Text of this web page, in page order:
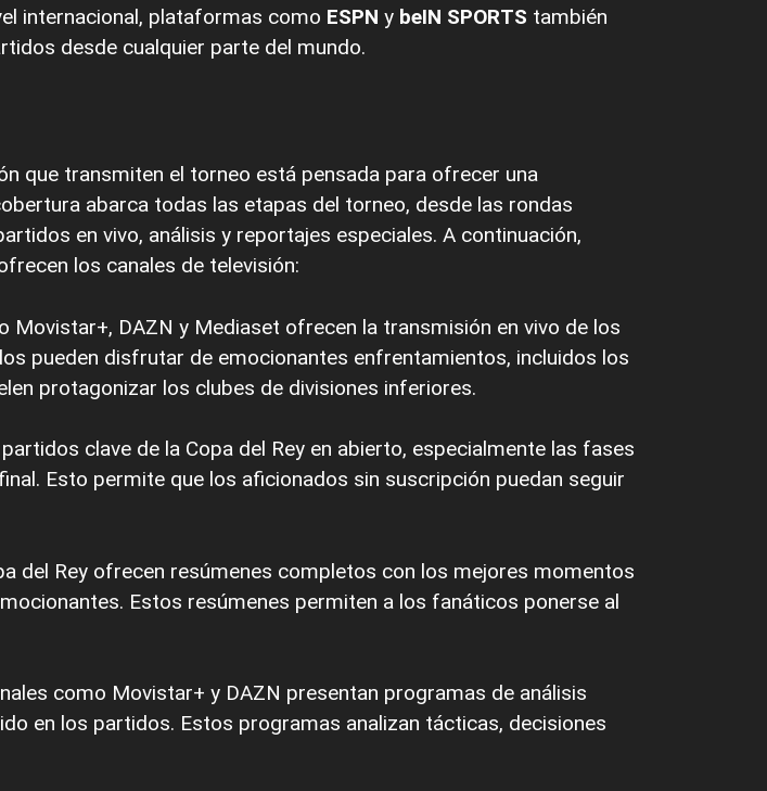
internacional, plataformas como ESPN y beIN SPORTS también
desde cualquier parte del mundo.
que transmiten el torneo está pensada para ofrecer una
abarca todas las etapas del torneo, desde las rondas
en vivo, análisis y reportajes especiales. A continuación,
los canales de televisión:
Movistar+, DAZN y Mediaset ofrecen la transmisión en vivo de los
pueden disfrutar de emocionantes enfrentamientos, incluidos los
protagonizar los clubes de divisiones inferiores.
clave de la Copa del Rey en abierto, especialmente las fases
Esto permite que los aficionados sin suscripción puedan seguir
del Rey ofrecen resúmenes completos con los mejores momentos
Estos resúmenes permiten a los fanáticos ponerse al
como Movistar+ y DAZN presentan programas de análisis
en los partidos. Estos programas analizan tácticas, decisiones